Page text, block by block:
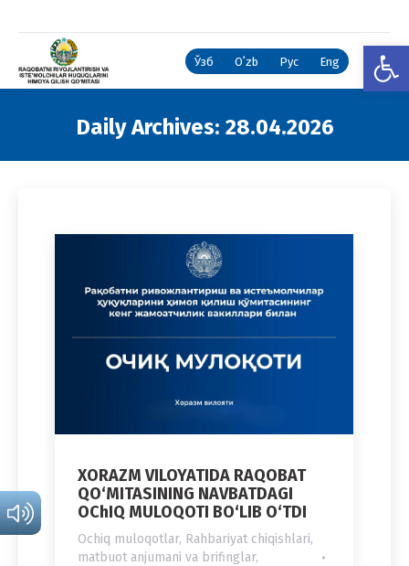
Ўзб Oʻzb Рус Eng
Daily Archives: 28.04.2026
XORAZM VILOYATIDA RAQOBAT
QO‘MITASINING NAVBATDAGI
OChIQ MULOQOTI BO‘LIB O‘TDI
Ochiq muloqotlar, Rahbariyat chiqishlari,
matbuot anjumani va brifinglar,